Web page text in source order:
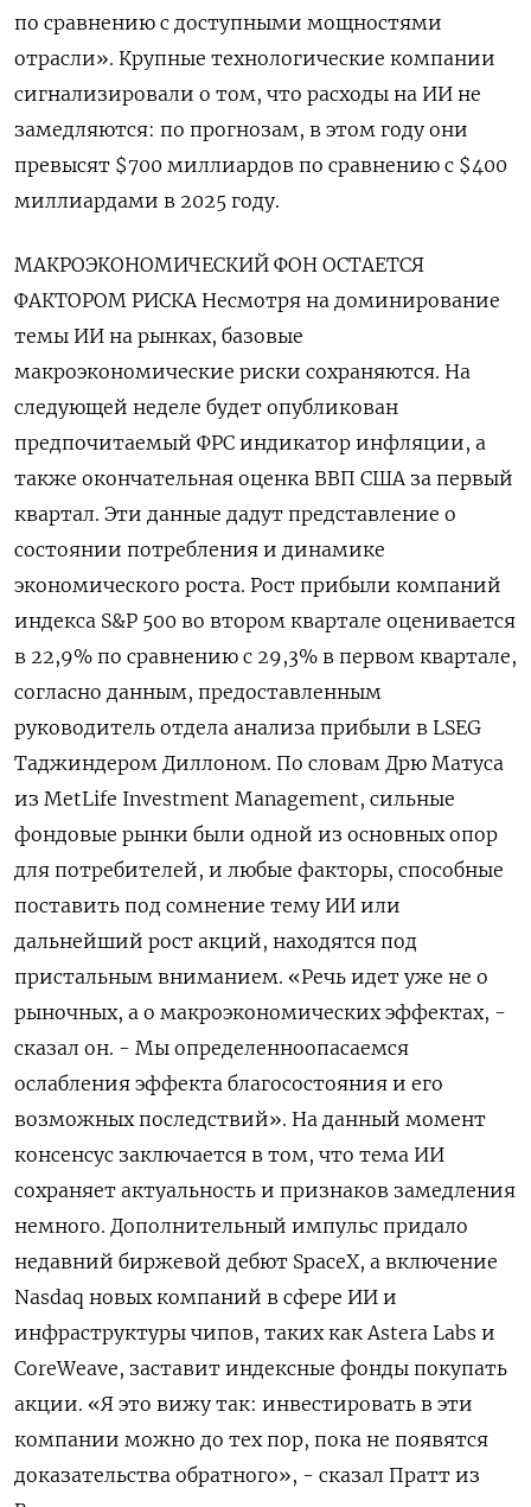
по сравнению ​с доступными мощностями
отрасли». Крупные технологические компании
сигнализировали ​о том, что расходы на ИИ ‌не
замедляются: по прогнозам, в этом году они
превысят $700 миллиардов по сравнению с $400
миллиардами в 2025 году.
МАКРОЭКОНОМИЧЕСКИЙ ФОН ОСТАЕТСЯ
ФАКТОРОМ ​РИСКА Несмотря на доминирование
темы ИИ на рынках, базовые
макроэкономические риски сохраняются. На
следующей неделе будет опубликован
предпочитаемый ФРС индикатор инфляции, а
также окончательная оценка ВВП США за первый
квартал. Эти данные дадут представление о
состоянии потребления и динамике
экономического роста. Рост прибыли компаний
индекса S&P 500 во втором квартале оценивается
в 22,9% по сравнению с 29,3% в первом квартале,
согласно данным, предоставленным
руководитель отдела анализа прибыли в LSEG
Таджиндером Диллоном. По словам Дрю Матуса
из MetLife Investment Management, сильные
фондовые рынки были одной из основных опор
для потребителей, и любые факторы, способные
поставить под ​сомнение тему ИИ или
дальнейший рост акций, ⁠находятся под
пристальным вниманием. «Речь идет уже не о
рыночных, а о макроэкономических эффектах, -
сказал он. - Мы определенноопасаемся
ослабления эффекта благосостояния и его
возможных последствий». На данный момент
консенсус заключается в ‌том, что тема ИИ
сохраняет актуальность и признаков замедления
немного. Дополнительный импульс придало
недавний биржевой дебют SpaceX, а включение
Nasdaq ‌новых компаний в сфере ИИ и
инфраструктуры чипов, таких как Astera Labs и
CoreWeave, заставит индексные фонды покупать
акции. «Я это вижу так: ​инвестировать в эти
компании можно до тех пор, пока не появятся
доказательства обратного», - сказал Пратт ‌из